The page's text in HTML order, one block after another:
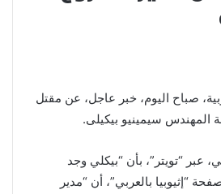
صباح اليوم، خبر عاجل، عن مقتل
المهندس سيمينيو بيكيلى.
عبر “تويتر”، بأن “بيكلي وجد
“إثيوبيا بالعربي”، أن “مدير